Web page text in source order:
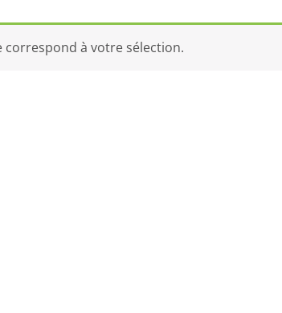
à votre sélection.